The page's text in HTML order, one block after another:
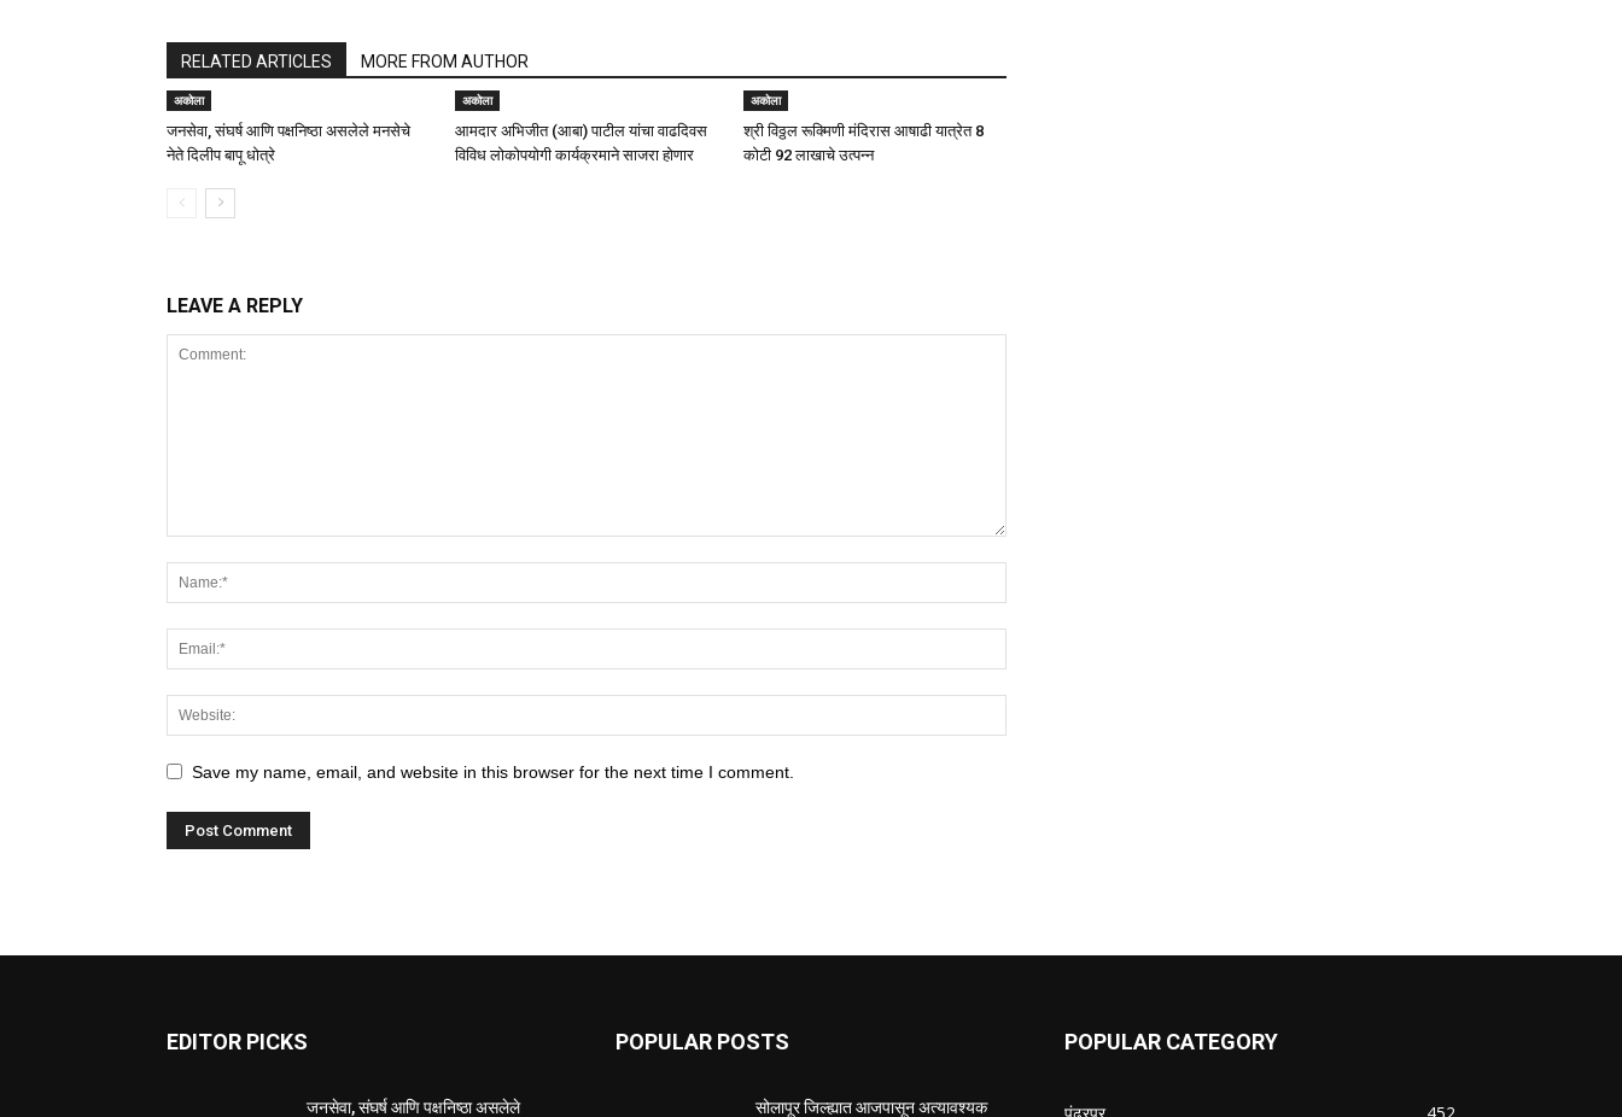
RELATED ARTICLES MORE FROM AUTHOR
अकोला
जनसेवा, संघर्ष आणि पक्षनिष्ठा असलेले मनसेचे
नेते दिलीप बापू धोत्रे
अकोला
आमदार अभिजीत (आबा) पाटील यांचा वाढदिवस
विविध लोकोपयोगी कार्यक्रमाने साजरा होणार
अकोला
श्री विठ्ठल रूक्मिणी मंदिरास आषाढी यात्रेत 8
कोटी 92 लाखाचे उत्पन्न
LEAVE A REPLY
Save my name, email, and website in this browser for the next time I comment.
EDITOR PICKS
जनसेवा, संघर्ष आणि पक्षनिष्ठा असलेले
POPULAR POSTS
सोलापूर जिल्ह्यात आजपासून अत्यावश्यक
POPULAR CATEGORY